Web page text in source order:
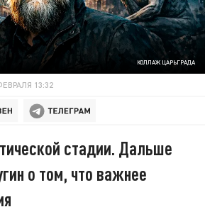
КОЛЛАЖ ЦАРЬГРАДА
13:32
стадии. Дальше
о том, что важнее